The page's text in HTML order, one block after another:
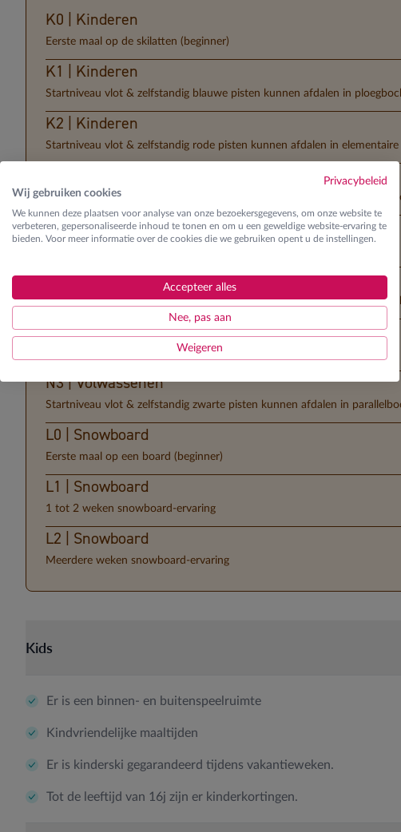
Privacybeleid
Wij gebruiken cookies
We kunnen deze plaatsen voor analyse van onze bezoekersgegevens, om onze website te
verbeteren, gepersonaliseerde inhoud te tonen en om u een geweldige website-ervaring te
bieden. Voor meer informatie over de cookies die we gebruiken opent u de instellingen.
Accepteer alles
Nee, pas aan
Weigeren
K0 | Kinderen
Eerste maal op de skilatten (beginner)
K1 | Kinderen
Startniveau vlot & zelfstandig blauwe pisten kunnen afdalen in
K2 | Kinderen
Startniveau vlot & zelfstandig rode pisten kunnen afdalen in
Startniveau vlot & zelfstandig zwarte pisten kunnen afdalen in
N0 | Volwassenen
N1 | Volwassenen
Startniveau vlot & zelfstandig blauwe pisten kunnen afdalen in
N2 | Volwassenen
Startniveau vlot & zelfstandig rode pisten kunnen afdalen in
N3 | Volwassenen
Startniveau vlot & zelfstandig zwarte pisten kunnen afdalen in
L0 | Snowboard
Eerste maal op een board (beginner)
L1 | Snowboard
1 tot 2 weken snowboard-ervaring
L2 | Snowboard
Meerdere weken snowboard-ervaring
Kids
Er is een binnen- en buitenspeelruimte
Kindvriendelijke maaltijden
Er is kinderski gegarandeerd tijdens vakantieweken.
Tot de leeftijd van 16j zijn er kinderkortingen.